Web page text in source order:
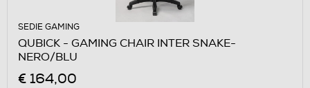
SEDIE GAMING
QUBICK - GAMING CHAIR INTER SNAKE-
NERO/BLU
€ 164,00